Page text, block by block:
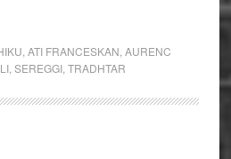
ATI FRANCESKAN AURENC
, SEREGGI, TRADHTAR